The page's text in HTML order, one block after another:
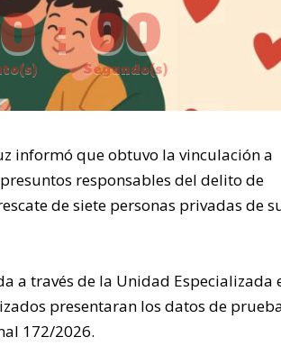
: 00
Segundo(s)
informó que obtuvo la vinculación a
presuntos responsables del delito de
de siete personas privadas de
a través de la Unidad Especializada
presentaran los datos de
172/2026.